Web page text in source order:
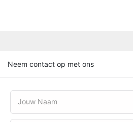
Neem contact op met ons
Jouw Naam